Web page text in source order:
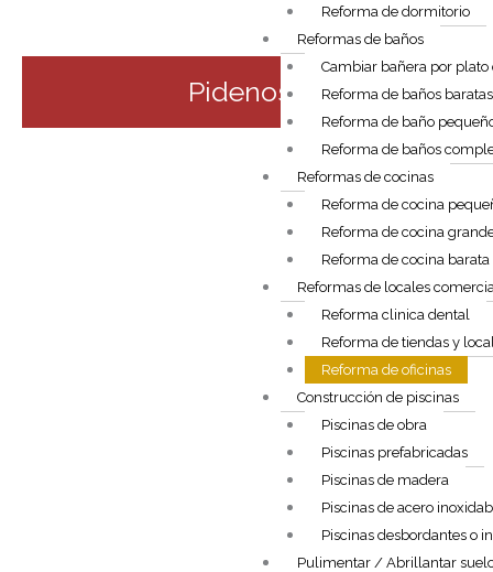
Reforma de dormitorio
Reformas de baños
Cambiar bañera por plato
Reforma de baños baratas
Reforma de baño
Reforma de baños
Reformas de cocinas
Reforma de cocina
Reforma de cocina
Reforma de cocina barata
Reformas de locales
Reforma clinica dental
Reforma de tiendas y
Reforma de oficinas
Construcción de piscinas
Piscinas de obra
Piscinas prefabricadas
Piscinas de madera
Piscinas de acero
Piscinas desbordantes o
Pulimentar / Abrillantar
Pidenos presupuesto